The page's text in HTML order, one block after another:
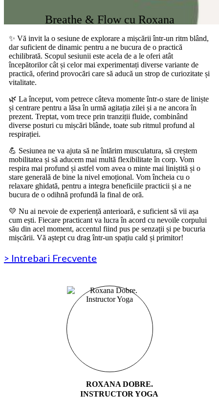
Breathe & Flow cu Roxana
✨ Vă invit la o sesiune de explorare a mișcării într-un ritm blând,
dar suficient de dinamic pentru a ne bucura de o practică
echilibrată. Scopul sesiunii este acela de a le oferi atât
începătorilor cât și celor mai experimentați diverse variante de
practică, oferind provocări care să aducă un strop de curiozitate și
vitalitate.
🌿 La început, vom petrece câteva momente într-o stare de liniște
și centrare pentru a lăsa în urmă agitația zilei și a ne ancora în
prezent. Treptat, vom trece prin tranziții fluide, combinând
diverse posturi cu mișcări blânde, toate sub ritmul profund al
respirației.
💪 Sesiunea ne va ajuta să ne întărim musculatura, să creștem
mobilitatea și să aducem mai multă flexibilitate în corp. Vom
respira mai profund și astfel vom avea o minte mai liniștită și o
stare generală de bine la nivel emoțional. Vom încheia cu o
relaxare ghidată, pentru a integra beneficiile practicii și a ne
bucura de o odihnă profundă la final de oră.
💛 Nu ai nevoie de experiență anterioară, e suficient să vii așa
cum ești. Fiecare practicant va lucra în acord cu nevoile corpului
său din acel moment, accentul fiind pus pe senzații și pe bucuria
mișcării. Vă aștept cu drag într-un spațiu cald și primitor!
> Intrebari Frecvente
ROXANA DOBRE.
INSTRUCTOR YOGA